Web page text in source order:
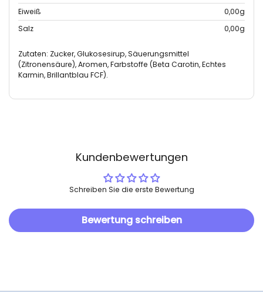
Eiweiß
0,00g
Salz
0,00g
Zutaten: Zucker, Glukosesirup, Säuerungsmittel
(Zitronensäure), Aromen, Farbstoffe (Beta Carotin, Echtes
Karmin, Brillantblau FCF).
Kundenbewertungen
Schreiben Sie die erste Bewertung
Bewertung schreiben